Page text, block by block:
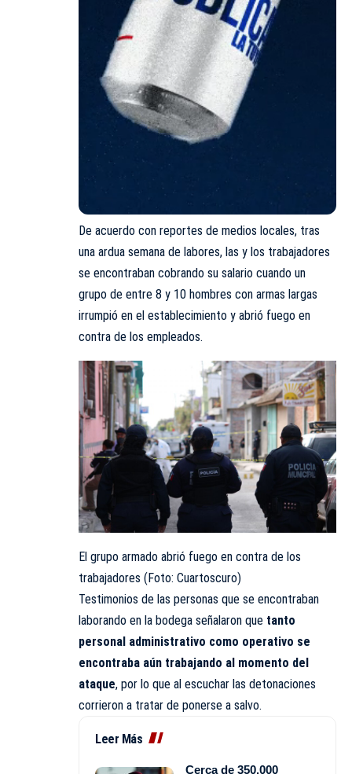
De acuerdo con reportes de medios locales, tras
una ardua semana de labores, las y los trabajadores
se encontraban cobrando su salario cuando un
grupo de entre 8 y 10 hombres con armas largas
irrumpió en el establecimiento y abrió fuego en
contra de los empleados.
El grupo armado abrió fuego en contra de los
trabajadores (Foto: Cuartoscuro)
Testimonios de las personas que se encontraban
laborando en la bodega señalaron que tanto
personal administrativo como operativo se
encontraba aún trabajando al momento del
ataque, por lo que al escuchar las detonaciones
corrieron a tratar de ponerse a salvo.
Leer Más
Cerca de 350.000